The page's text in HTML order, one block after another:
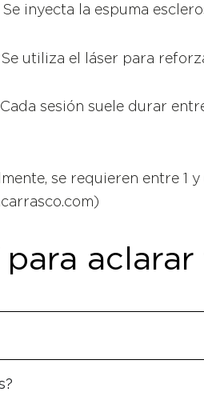
inyecta la espuma
utiliza el láser para
sesión suele durar
se requieren entre